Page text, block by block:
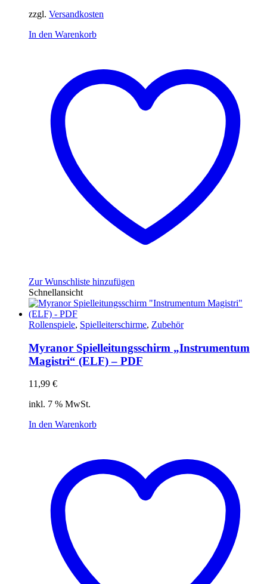
zzgl. Versandkosten
In den Warenkorb
Zur Wunschliste hinzufügen
Schnellansicht
Rollenspiele, Spielleiterschirme, Zubehör
Myranor Spielleitungsschirm „Instrumentum
Magistri“ (ELF) – PDF
11,99 €
inkl. 7 % MwSt.
In den Warenkorb